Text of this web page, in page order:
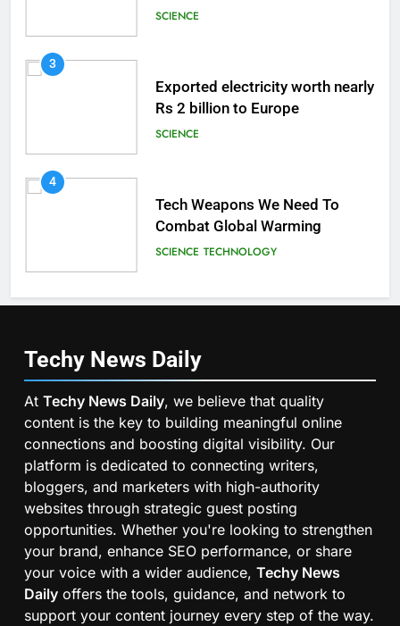
Brain
SCIENCE
3
Exported electricity worth nearly
Rs 2 billion to Europe
SCIENCE
4
Tech Weapons We Need To
Combat Global Warming
SCIENCE TECHNOLOGY
Techy News Daily
At Techy News Daily, we believe that quality
content is the key to building meaningful online
connections and boosting digital visibility. Our
platform is dedicated to connecting writers,
bloggers, and marketers with high-authority
websites through strategic guest posting
opportunities. Whether you're looking to strengthen
your brand, enhance SEO performance, or share
your voice with a wider audience, Techy News
Daily offers the tools, guidance, and network to
support your content journey every step of the way.